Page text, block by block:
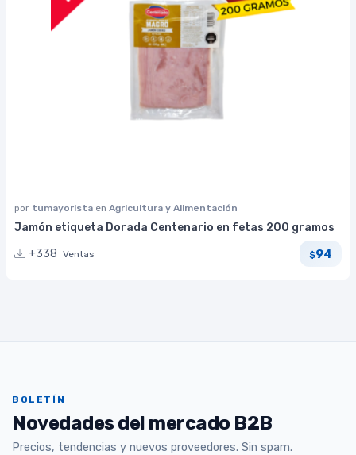
por tumayorista en Agricultura y Alimentación
Jamón etiqueta Dorada Centenario en fetas 200 gramos
+338 Ventas $94
BOLETÍN
Novedades del mercado B2B
Precios, tendencias y nuevos proveedores. Sin spam.